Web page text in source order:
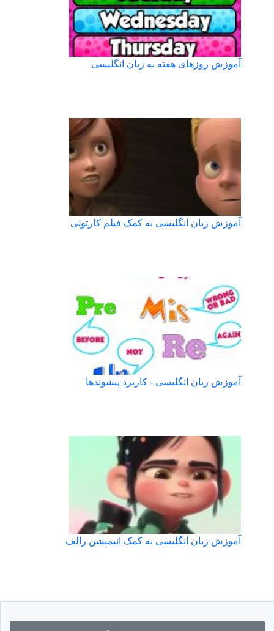
آموزش روزهای هفته به زبان انگلیسی
آموزش زبان انگلیسی به کمک فیلم کارتونی
آموزش زبان انگلیسی - کاربرد پیشوندها
آموزش زبان انگلیسی به کمک انیمیشن رالف